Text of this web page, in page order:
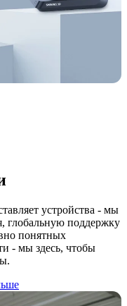
устройства - мы
глобальную поддержку
понятных
- мы здесь, чтобы